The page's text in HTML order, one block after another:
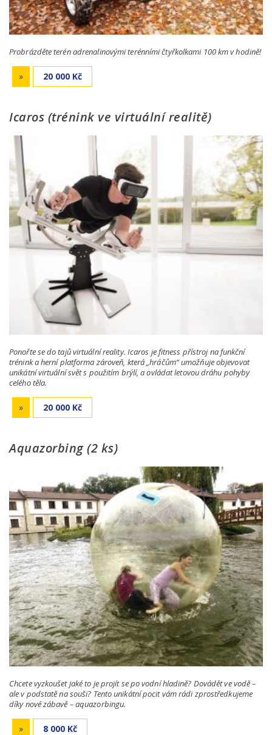
Probrázděte terén adrenalinovými terénními čtyřkolkami 100 km v hodině!
» 20 000 Kč
Icaros (trénink ve virtuální realitě)
Ponořte se do tajů virtuální reality. Icaros je fitness přístroj na funkční
trénink a herní platforma zároveň, která „hráčům“ umožňuje objevovat
unikátní virtuální svět s použitím brýlí, a ovládat letovou dráhu pohyby
celého těla.
» 20 000 Kč
Aquazorbing (2 ks)
Chcete vyzkoušet jaké to je projít se po vodní hladině? Dovádět ve vodě –
ale v podstatě na souši? Tento unikátní pocit vám rádi zprostředkujeme
díky nové zábavě – aquazorbingu.
» 8 000 Kč